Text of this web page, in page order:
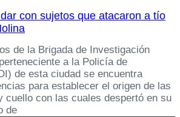
con sujetos que atacaron a tío
de la Brigada de Investigación
a la Policía de
de esta ciudad se encuentra
para establecer el origen de las
cuello con las cuales despertó en su
de